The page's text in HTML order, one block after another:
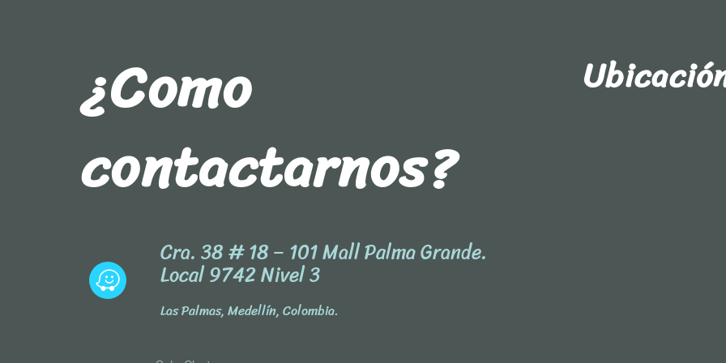
¿Como
contactarnos?
Cra. 38 # 18 – 101 Mall Palma Grande.
Local 9742 Nivel 3
Las Palmas, Medellín, Colombia.